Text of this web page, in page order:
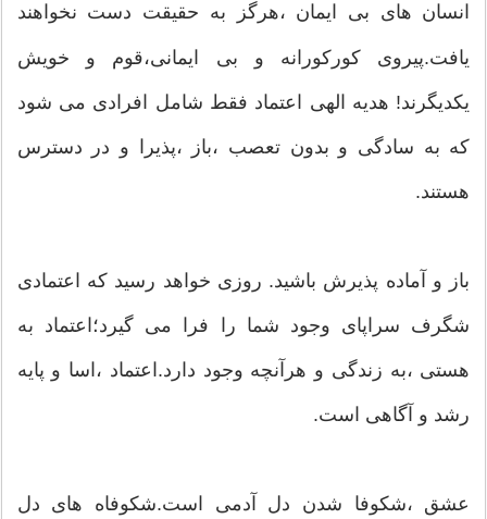
انسان های بی ایمان ،هرگز به حقیقت دست نخواهند
یافت.پیروی کورکورانه و بی ایمانی،قوم و خویش
یکدیگرند! هدیه الهی اعتماد فقط شامل افرادی می شود
که به سادگی و بدون تعصب ،باز ،پذیرا و در دسترس
هستند.
باز و آماده پذیرش باشید. روزی خواهد رسید که اعتمادی
شگرف سراپای وجود شما را فرا می گیرد؛اعتماد به
هستی ،به زندگی و هرآنچه وجود دارد.اعتماد ،اسا و پایه
رشد و آگاهی است.
عشق ،شکوفا شدن دل آدمی است.شکوفاه های دل